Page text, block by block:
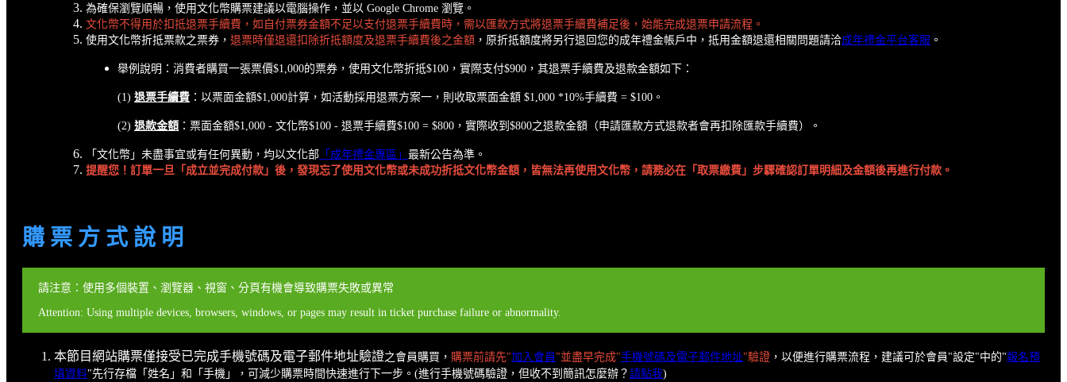
為確保瀏覽順暢，使用文化幣購票建議以電腦操作，並以 Google Chrome 瀏覽。
文化幣不得用於扣抵退票手續費，如自付票券金額不足以支付退票手續費時，需以匯款方式將退票手續費補足後，始能完成退票申請流程。
使用文化幣折抵票款之票券， 退票時僅退還扣除折抵額度及退票手續費後之金額 ，原折抵額度將另行退回您的成年禮金帳戶中，抵用金額退還相關問題請洽成年禮金平台客服 。
舉例說明：消費者購買一張票價$1,000的票券，使用文化幣折抵$100，實際支付$900，其退票手續費及退款金額如下：
(1) 退票手續費 ：以票面金額$1,000計算，如活動採用退票方案一，則收取票面金額 $1,000 *10%手續費 = $100。
(2) 退款金額 ：票面金額$1,000 - 文化幣$100 - 退票手續費$100 = $800，實際收到$800之退款金額（申請匯款方式退款者會再扣除匯款手續費）。
「文化幣」未盡事宜或有任何異動，均以文化部 「成年禮金專區」 最新公告為準。
提醒您！訂單一旦「成立並完成付款」後，發現忘了使用文化幣或未成功折抵文化幣金額，皆無法再使用文化幣，請務必在「取票繳費」步驟確認訂單明細及金額後再進行付款。
購 票 方 式 說 明
請注意：使用多個裝置、瀏覽器、視窗、分頁有機會導致購票失敗或異常
Attention: Using multiple devices, browsers, windows, or pages may result in ticket purchase failure or abnormality.
本節目網站購票僅接受已完成手機號碼及電子郵件地址驗證之會員購買， 購票前請先"加入會員 "並盡早完成"手機號碼及電子郵件地址"驗證 ，以便進行購票流程，建議可於會員"設定"中的"報名預
填資料"先行存檔「姓名」和「手機」，可減少購票時間快速進行下一步。(進行手機號碼驗證，但收不到簡訊怎麼辦？ 請點我)